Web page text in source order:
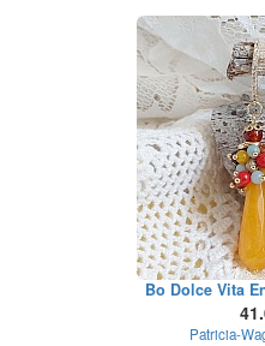
Bo Dolce Vita
Patricia-